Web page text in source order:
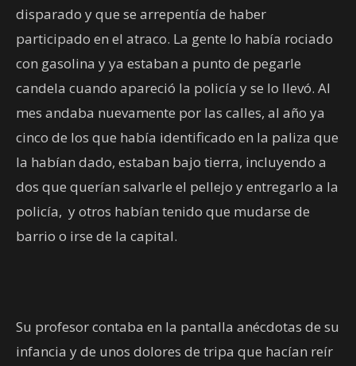
disparado y que se arrepentía de haber
participado en el atraco. La gente lo había rociado
con gasolina y ya estaban a punto de pegarle
candela cuando apareció la policía y se lo llevó. Al
mes andaba nuevamente por las calles, al año ya
cinco de los que había identificado en la paliza que
la habían dado, estaban bajo tierra, incluyendo a
dos que querían salvarle el pellejo y entregarlo a la
policía, y otros habían tenido que mudarse de
barrio o irse de la capital.
Su profesor contaba en la pantalla anécdotas de su
infancia y de unos dolores de tripa que hacían reír